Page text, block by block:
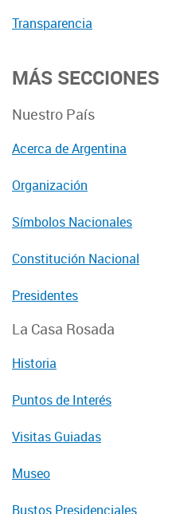
Transparencia
MÁS SECCIONES
Nuestro País
Acerca de Argentina
Organización
Símbolos Nacionales
Constitución Nacional
Presidentes
La Casa Rosada
Historia
Puntos de Interés
Visitas Guiadas
Museo
Bustos Presidenciales